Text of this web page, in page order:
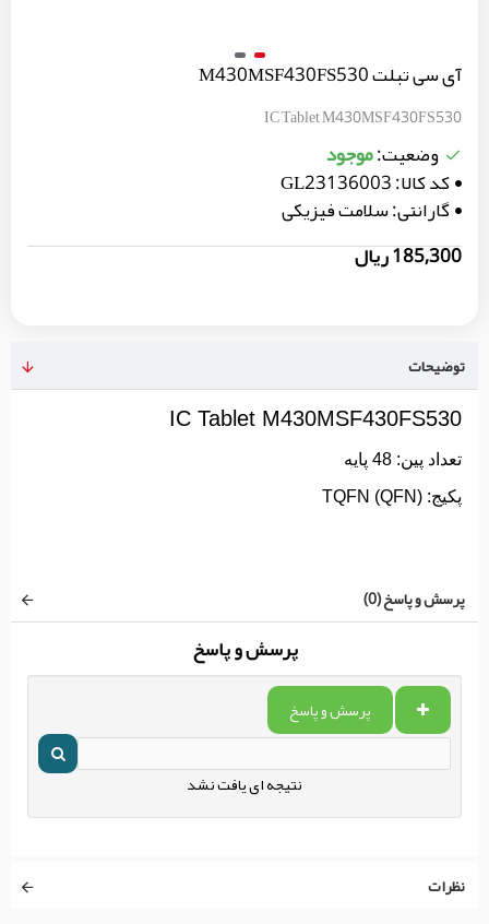
آی سی تبلت M430MSF430FS530
IC Tablet M430MSF430FS530
وضعیت:موجود
کد کالا:GL23136003
گارانتی:سلامت فیزیکی
185,300 ریال
توضیحات
IC Tablet M430MSF430FS530
تعداد پين: 48 پايه
پکيج: TQFN (QFN)
پرسش و پاسخ (0)
پرسش و پاسخ
پرسش و پاسخ
نتیجه ای یافت نشد
نظرات